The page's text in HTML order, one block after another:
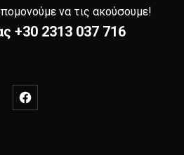
να τις ακούσουμε!
+30 2313 037 716
New Window